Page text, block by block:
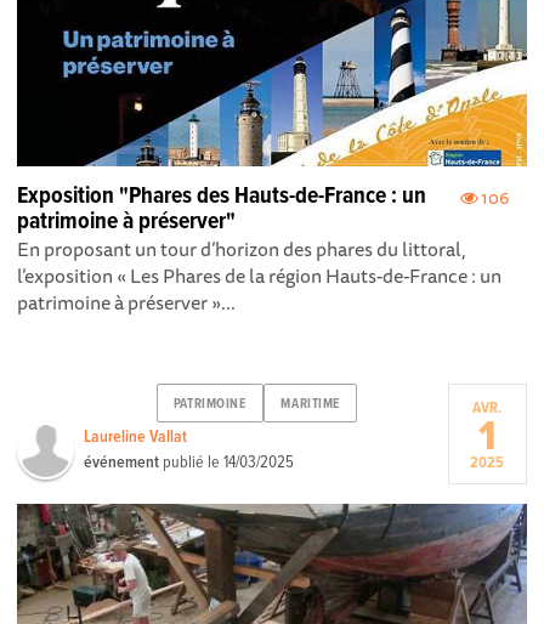
106
Exposition "Phares des Hauts-de-France : un
patrimoine à préserver"
En proposant un tour d’horizon des phares du littoral,
l’exposition « Les Phares de la région Hauts-de-France : un
patrimoine à préserver »...
PATRIMOINE MARITIME
Laureline Vallat
événement publié le14/03/2025
AVR.
1
2025